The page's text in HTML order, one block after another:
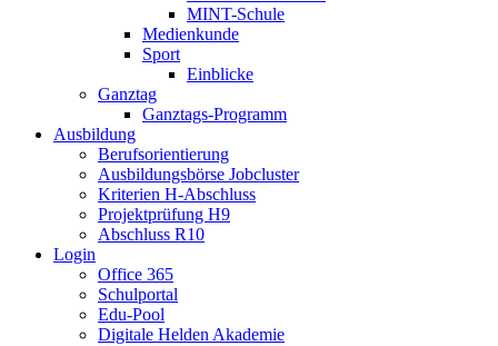
MINT-Schule
Medienkunde
Sport
Einblicke
Ganztag
Ganztags-Programm
Ausbildung
Berufsorientierung
Ausbildungsbörse Jobcluster
Kriterien H-Abschluss
Projektprüfung H9
Abschluss R10
Login
Office 365
Schulportal
Edu-Pool
Digitale Helden Akademie